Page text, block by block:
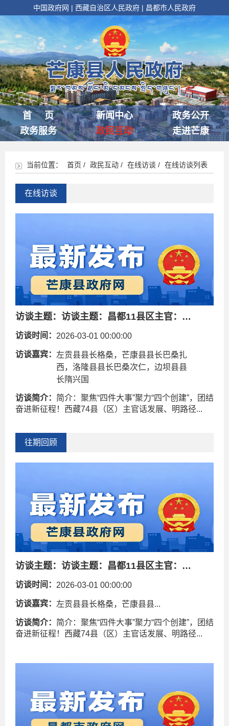
中国政府网 | 西藏自治区人民政府 | 昌都市人民政府
首 页 新闻中心
政务公开
政务服务
政民互动 走进芒康
当前位置： 首页 / 政民互动 / 在线访谈 / 在线访谈列表
在线访谈
访谈主题： 访谈主题：昌都11县区主官：共绘“十五五”新蓝图！
访谈时间： 2026-03-01 00:00:00
访谈嘉宾： 左贡县县长格桑，芒康县县长巴桑扎
西，洛隆县县长巴桑次仁，边坝县县
长隋兴国
访谈简介： 简介：聚焦“四件大事”聚力“四个创建”，团结
奋进新征程！西藏74县（区）主官话发展、明路径...
往期回顾
访谈主题： 访谈主题：昌都11县区主官：共绘“十五五”新蓝图！
访谈时间： 2026-03-01 00:00:00
访谈嘉宾： 左贡县县长格桑，芒康县县...
访谈简介： 简介：聚焦“四件大事”聚力“四个创建”，团结
奋进新征程！西藏74县（区）主官话发展、明路径...